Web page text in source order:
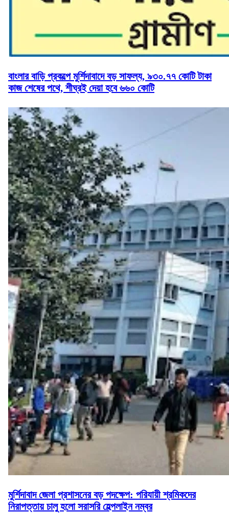
বাংলার বাড়ি প্রকল্পে মুর্শিদাবাদে বড় সাফল্য, ৯৩০.৭৭ কোটি টাকা
কাজ শেষের পথে, শীঘ্রই দেয়া হবে ৬৬০ কোটি
মুর্শিদাবাদ জেলা প্রশাসনের বড় পদক্ষেপ: পরিযায়ী শ্রমিকদের
নিরাপত্তায় চালু হলো সরাসরি হেল্পলাইন নম্বর